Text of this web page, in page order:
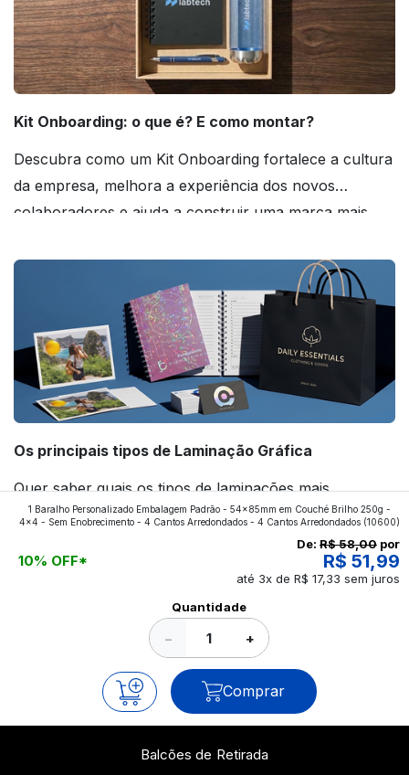
Kit Onboarding: o que é? E como montar?
Descubra como um Kit Onboarding fortalece a cultura
da empresa, melhora a experiência dos novos
colaboradores e ajuda a construir uma marca mais
Os principais tipos de Laminação Gráfica
Quer saber quais os tipos de laminações mais
aplicados nos impressos da gráfica FuturaIM? Então,
continue a leitura que vamos revelar para você!
1 Baralho Personalizado Embalagem Padrão - 54x85mm em Couché Brilho 250g -
4x4 - Sem Enobrecimento - 4 Cantos Arredondados - 4 Cantos Arredondados(10600)
10% OFF*
De: R$ 58,00 por
R$ 51,99
até 3x de R$ 17,33 sem juros
Quantidade
− +
Comprar
Balcões de Retirada